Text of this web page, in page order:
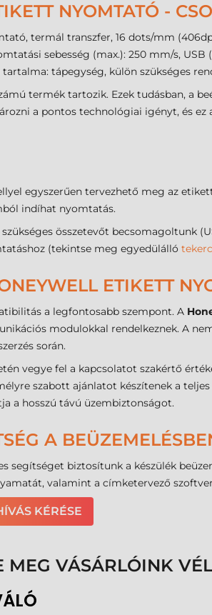
NYOMTATÓ -
termál transzfer, 16 dots/mm
sebesség (max.): 250 mm/s, USB
tartalma: tápegység, külön szükséges
termék tartozik. Ezek tudásban, a
a pontos technológiai igényt, és ez
egyszerűen tervezhető meg az
indíhat nyomtatás.
összetevőt becsomagoltunk
(tekintse meg egyedülálló
ETIKETT
a legfontosabb szempont. A
modulokkal rendelkeznek. A
során.
vegye fel a kapcsolatot szakértő
szabott ajánlatot készítenek a
a hosszú távú üzembiztonságot.
A
segítséget biztosítunk a készülék
valamint a címketervező
KÉRÉSE
VÁSÁRLÓINK